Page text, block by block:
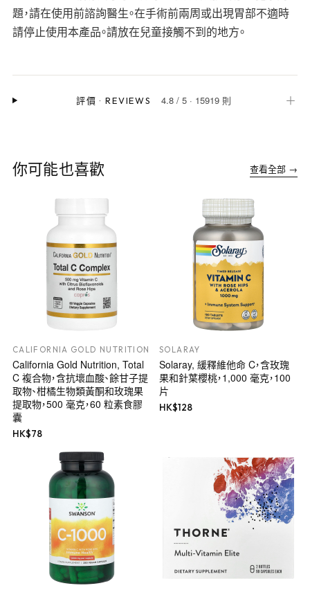
題，請在使用前諮詢醫生。在手術前兩周或出現胃部不適時
請停止使用本產品。請放在兒童接觸不到的地方。
評價 ·REVIEWS 4.8/ 5· 15919 則 ＋
你可能也喜歡 查看全部 →
CALIFORNIA GOLD NUTRITION
California Gold Nutrition, Total
C 複合物，含抗壞血酸、餘甘子提
取物、柑橘生物類黃酮和玫瑰果
提取物，500 毫克，60 粒素食膠
囊
HK$78
SOLARAY
Solaray, 緩釋維他命 C，含玫瑰
果和針葉櫻桃，1,000 毫克，100
片
HK$128